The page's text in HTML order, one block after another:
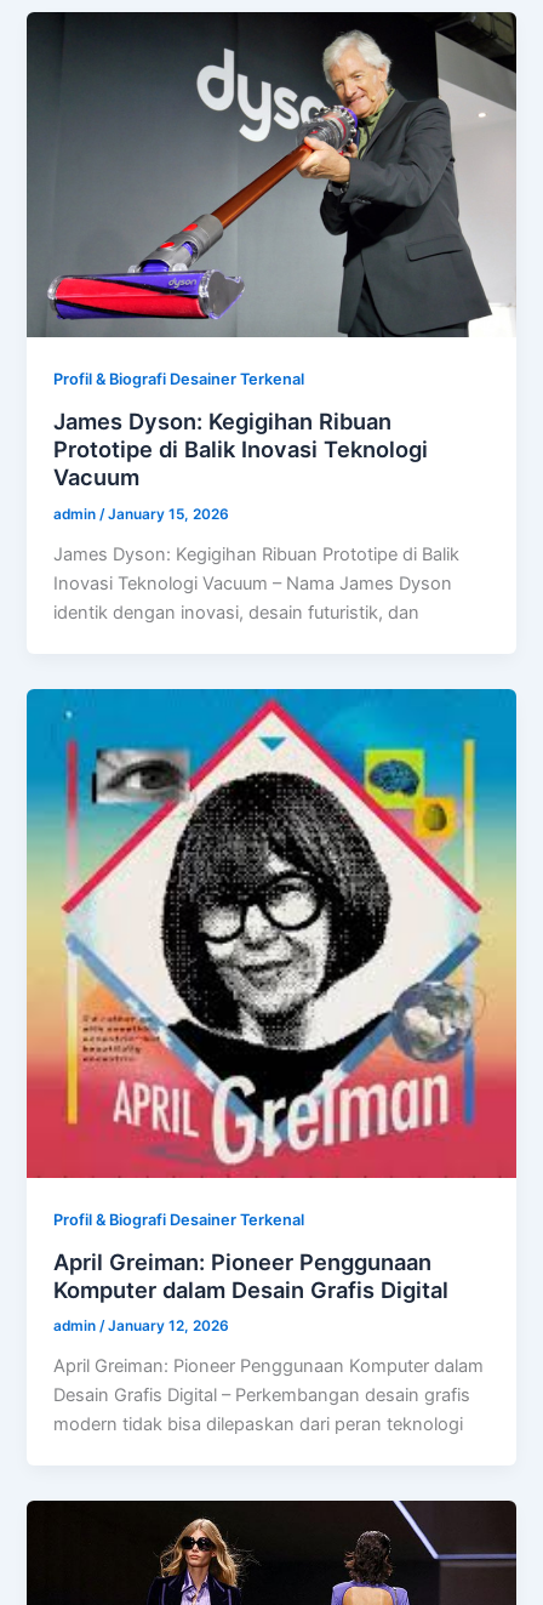
Profil & Biografi Desainer Terkenal
James Dyson: Kegigihan Ribuan
Prototipe di Balik Inovasi Teknologi
Vacuum
admin/January 15, 2026
James Dyson: Kegigihan Ribuan Prototipe di Balik
Inovasi Teknologi Vacuum – Nama James Dyson
identik dengan inovasi, desain futuristik, dan
Profil & Biografi Desainer Terkenal
April Greiman: Pioneer Penggunaan
Komputer dalam Desain Grafis Digital
admin/January 12, 2026
April Greiman: Pioneer Penggunaan Komputer dalam
Desain Grafis Digital – Perkembangan desain grafis
modern tidak bisa dilepaskan dari peran teknologi